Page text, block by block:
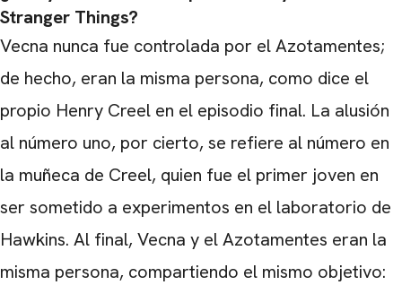
Stranger Things?
Vecna ​​nunca fue controlada por el Azotamentes;
de hecho, eran la misma persona, como dice el
propio Henry Creel en el episodio final. La alusión
al número uno, por cierto, se refiere al número en
la muñeca de Creel, quien fue el primer joven en
ser sometido a experimentos en el laboratorio de
Hawkins. Al final, Vecna ​​y el Azotamentes eran la
misma persona, compartiendo el mismo objetivo:
CARREGANDO PUBLICIDADE